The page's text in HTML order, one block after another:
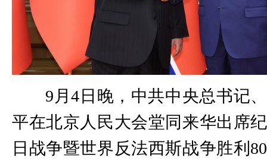
9月4日晚，中共中央总书记
平在北京人民大会堂同来华出席
日战争暨世界反法西斯战争胜利